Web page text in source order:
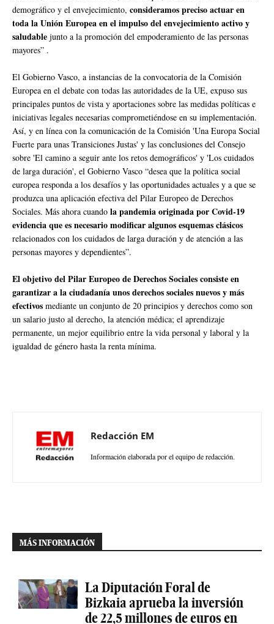
demográfico y el envejecimiento, consideramos preciso actuar en
toda la Unión Europea en el impulso del envejecimiento activo y
saludable junto a la promoción del empoderamiento de las personas
mayores” .
El Gobierno Vasco, a instancias de la convocatoria de la Comisión
Europea en el debate con todas las autoridades de la UE, expuso sus
principales puntos de vista y aportaciones sobre las medidas políticas e
iniciativas legales necesarias comprometiéndose en su implementación.
Así, y en línea con la comunicación de la Comisión 'Una Europa Social
Fuerte para unas Transiciones Justas' y las conclusiones del Consejo
sobre 'El camino a seguir ante los retos demográficos' y 'Los cuidados
de larga duración', el Gobierno Vasco “desea que la política social
europea responda a los desafíos y las oportunidades actuales y a que se
produzca una aplicación efectiva del Pilar Europeo de Derechos
Sociales. Más ahora cuando la pandemia originada por Covid-19
evidencia que es necesario modificar algunos esquemas clásicos
relacionados con los cuidados de larga duración y de atención a las
personas mayores y dependientes”.
El objetivo del Pilar Europeo de Derechos Sociales consiste en
garantizar a la ciudadanía unos derechos sociales nuevos y más
efectivos mediante un conjunto de 20 principios y derechos como son
un salario justo al derecho, la atención médica; el aprendizaje
permanente, un mejor equilibrio entre la vida personal y laboral y la
igualdad de género hasta la renta mínima.
Redacción EM
Información elaborada por el equipo de redacción.
MÁS INFORMACIÓN
La Diputación Foral de
Bizkaia aprueba la inversión
de 22,5 millones de euros en